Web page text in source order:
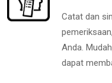
Catat dan
Anda.
dapat